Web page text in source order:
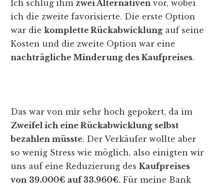
Ich schlug ihm zwei Alternativen vor, wobei
ich die zweite favorisierte. Die erste Option
war diekomplette Rückabwicklung auf seine
Kosten und die zweite Option war eine
nachträgliche Minderung des Kaufpreises.
Das war von mir sehr hoch gepokert, da im
Zweifel ich eine Rückabwicklung selbst
bezahlen müsste. Der Verkäufer wollte aber
so wenig Stress wie möglich, also einigten wir
uns auf eine Reduzierung desKaufpreises
von 39.000€ auf 33.960€. Für meine Bank